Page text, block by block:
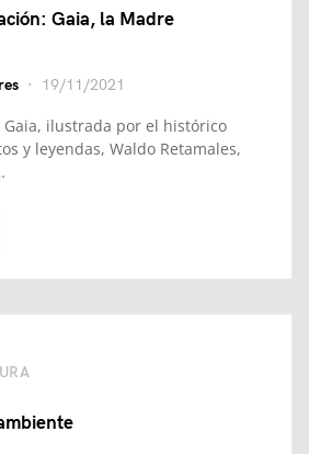
Gaia, la Madre
19/11/2021
Gaia, ilustrada por el histórico
y leyendas, Waldo Retamales,